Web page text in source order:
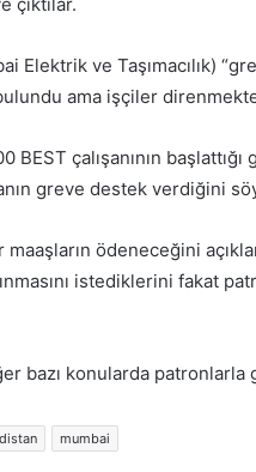
Elektrik ve Taşımacılık)
ama işçiler
BEST çalışanının
greve destek verdiğini
ödeneceğini
istediklerini fakat
bazı konularda
mumbai